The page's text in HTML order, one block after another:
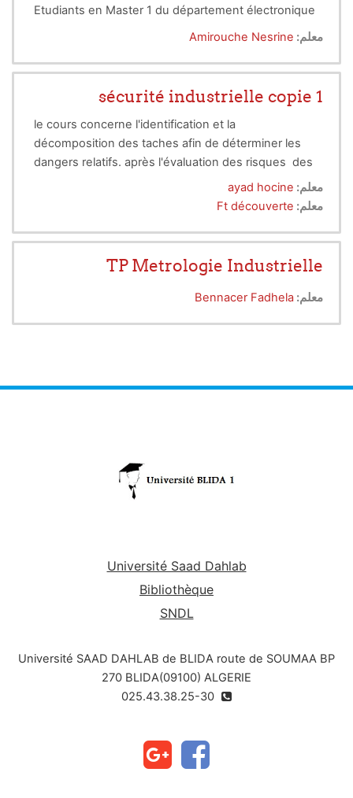
Etudiants en Master 1 du département électronique
معلم: Amirouche Nesrine
sécurité industrielle copie 1
le cours concerne l'identification et la
décomposition des taches afin de déterminer les
dangers relatifs. après l'évaluation des risques des
mesures de prévention sont proposées pour
معلم: ayad hocine
معلم: Ft découverte
TP Metrologie Industrielle
معلم: Bennacer Fadhela
Université Saad Dahlab
Bibliothèque
SNDL
Université SAAD DAHLAB de BLIDA route de SOUMAA BP
270 BLIDA(09100) ALGERIE